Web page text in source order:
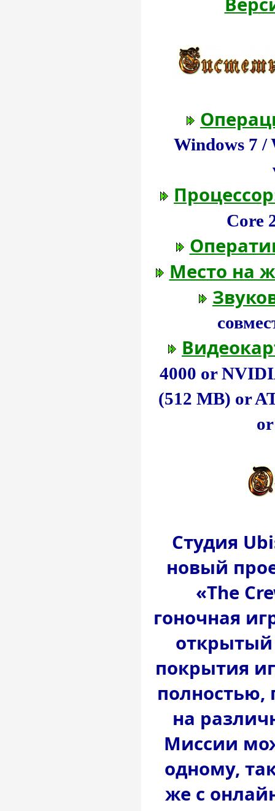
Windows 7 /
Core
Место на
4000 or
(512 MB) or
Студия
новый
«The
гоночная
покрытия
полностью,
на
Миссии
одному,
же с